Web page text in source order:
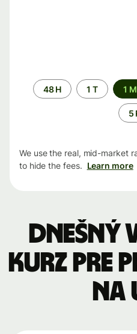
Time
period
48 H 1 T 1 M
5
We use the real, mid-market
to hide the fees. Learn more
Dnešný
kurz pre
na